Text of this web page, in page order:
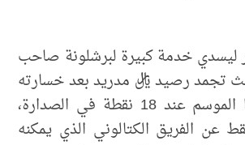
ليسدي خدمة كبيرة لبرشلونة صاحب
تجمد رصيد ريال مدريد بعد خسارته
للمرة الأولى هذا الموسم عند 18 نقطة في الصدارة،
عن الفريق الكتالوني الذي يمكنه